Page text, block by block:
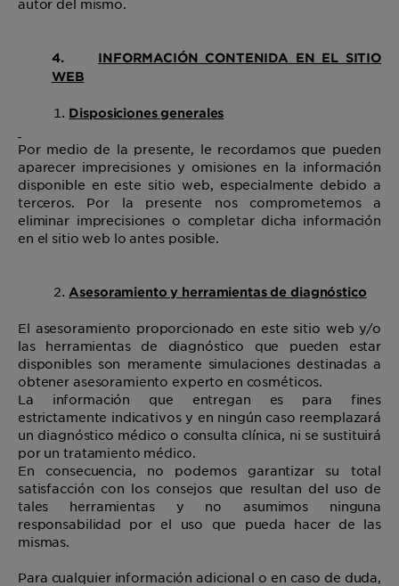
autor del mismo.
4.
INFORMACIÓN CONTENIDA EN EL SITIO
WEB
Disposiciones generales
Por medio de la presente, le recordamos que pueden
aparecer imprecisiones y omisiones en la información
disponible en este sitio web, especialmente debido a
terceros. Por la presente nos comprometemos a
eliminar imprecisiones o completar dicha información
en el sitio web lo antes posible.
Asesoramiento y herramientas de diagnóstico
El asesoramiento proporcionado en este sitio web y/o
las herramientas de diagnóstico que pueden estar
disponibles son meramente simulaciones destinadas a
obtener asesoramiento experto en cosméticos.
La información que entregan es para fines
estrictamente indicativos y en ningún caso reemplazará
un diagnóstico médico o consulta clínica, ni se sustituirá
por un tratamiento médico.
En consecuencia, no podemos garantizar su total
satisfacción con los consejos que resultan del uso de
tales herramientas y no asumimos ninguna
responsabilidad por el uso que pueda hacer de las
mismas.
Para cualquier información adicional o en caso de duda,